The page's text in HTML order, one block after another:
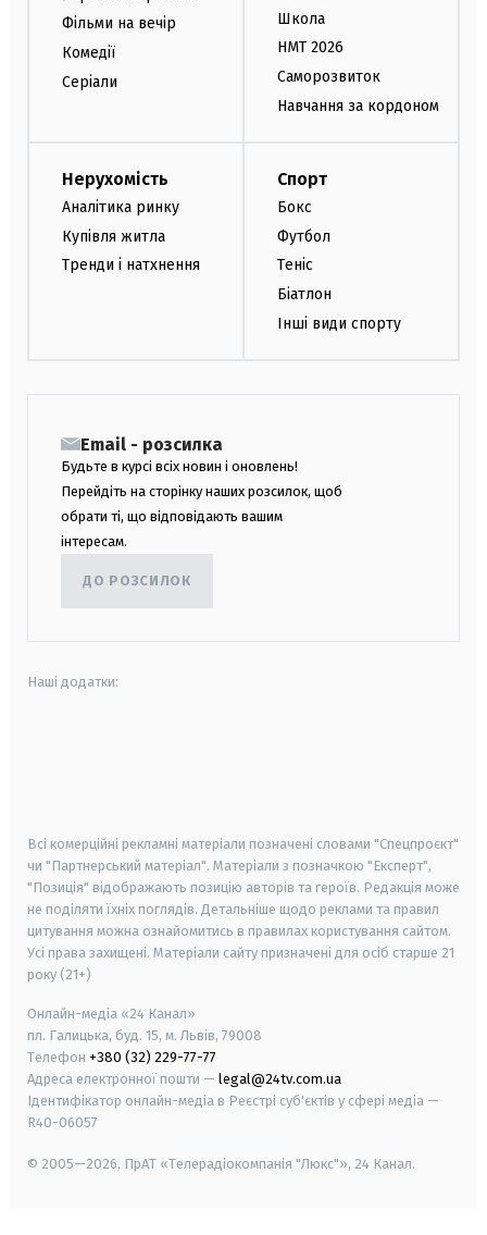
Фільми на вечір
Комедії
Серіали
Школа
НМТ 2026
Саморозвиток
Навчання за кордоном
Нерухомість
Аналітика ринку
Купівля житла
Тренди і натхнення
Спорт
Бокс
Футбол
Теніс
Біатлон
Інші види спорту
Email - розсилка
Будьте в курсі всіх новин і оновлень!
Перейдіть на сторінку наших розсилок, щоб
обрати ті, що відповідають вашим
інтересам.
ДО РОЗСИЛОК
Наші додатки:
Всі комерційні рекламні матеріали позначені словами "Спецпроєкт"
чи "Партнерський матеріал". Матеріали з позначкою "Експерт",
"Позиція" відображають позицію авторів та героїв. Редакція може
не поділяти їхніх поглядів. Детальніше щодо реклами та правил
цитування можна ознайомитись в правилах користування сайтом.
Усі права захищені. Матеріали сайту призначені для осіб старше 21
року (21+)
Онлайн-медіа «24 Канал»
пл. Галицька, буд. 15, м. Львів, 79008
Телефон +380 (32) 229-77-77
Адреса електронної пошти — legal@24tv.com.ua
Ідентифікатор онлайн-медіа в Реєстрі суб'єктів у сфері медіа —
R40-06057
© 2005—2026, ПрАТ «Телерадіокомпанія "Люкс"», 24 Канал.